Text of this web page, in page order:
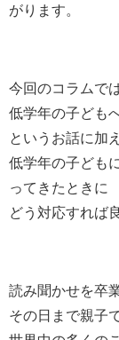
がります。
今回のコラムで
低学年の子ども
というお話に加
低学年の子ども
ってきたときに
どう対応すれば
読み聞かせを卒
その日まで親子